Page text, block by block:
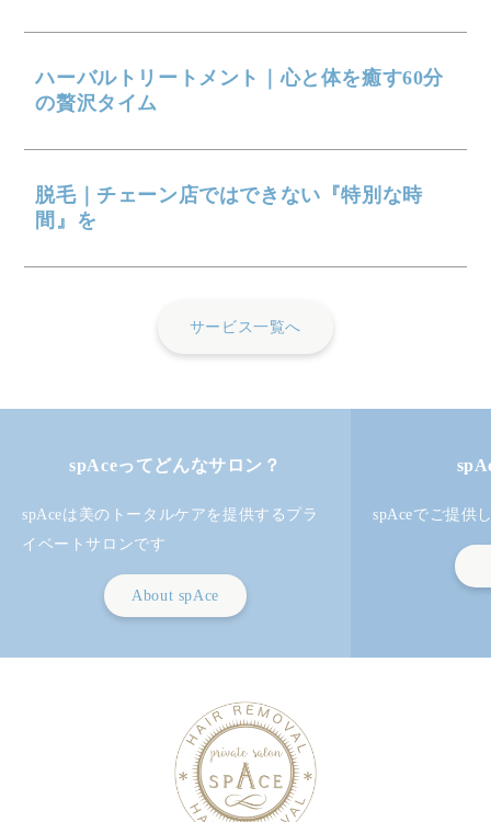
ハーバルトリートメント｜心と体を癒す60分
の贅沢タイム
脱毛｜チェーン店ではできない『特別な時
間』を
サービス一覧へ
spAceってどんなサロン？
spAceは美のトータルケアを提供するプラ
イベートサロンです
About spAce
spAceでご提供